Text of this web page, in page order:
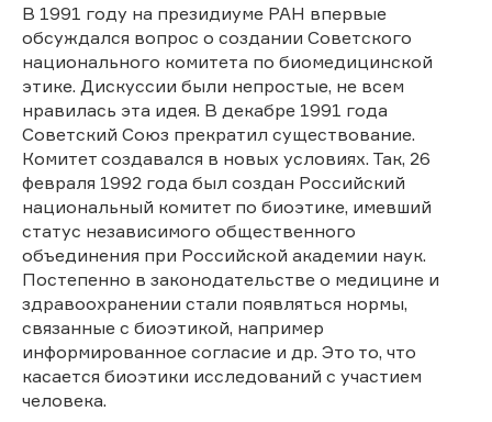
В 1991 году на президиуме РАН впервые
обсуждался вопрос о создании Советского
национального комитета по биомедицинской
этике. Дискуссии были непростые, не всем
нравилась эта идея. В декабре 1991 года
Советский Союз прекратил существование.
Комитет создавался в новых условиях. Так, 26
февраля 1992 года был создан Российский
национальный комитет по биоэтике, имевший
статус независимого общественного
объединения при Российской академии наук.
Постепенно в законодательстве о медицине и
здравоохранении стали появляться нормы,
связанные с биоэтикой, например
информированное согласие и др. Это то, что
касается биоэтики исследований с участием
человека.